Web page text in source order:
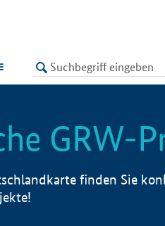
LISTE
GRW-
finden Sie